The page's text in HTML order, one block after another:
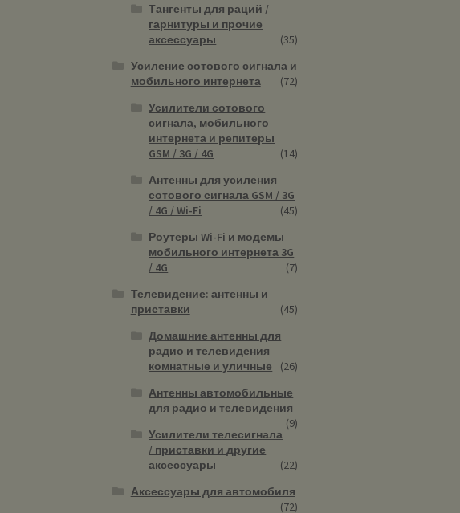
Тангенты для раций /
гарнитуры и прочие
аксессуары
(35)
Усиление сотового сигнала и
мобильного интернета
(72)
Усилители сотового
сигнала, мобильного
интернета и репитеры
GSM / 3G / 4G
(14)
Антенны для усиления
сотового сигнала GSM / 3G
/ 4G / Wi-Fi
(45)
Роутеры Wi-Fi и модемы
мобильного интернета 3G
/ 4G
(7)
Телевидение: антенны и
приставки
(45)
Домашние антенны для
радио и телевидения
комнатные и уличные
(26)
Антенны автомобильные
для радио и телевидения
(9)
Усилители телесигнала
/ приставки и другие
аксессуары
(22)
Аксессуары для автомобиля
(72)